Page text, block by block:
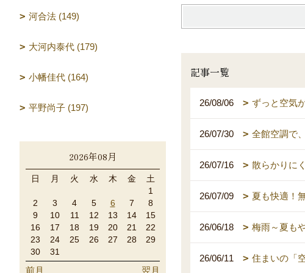
記事一覧
26/08/06 ずっと空気
26/07/30 全館空調で
26/07/16 散らかりに
26/07/09 夏も快適！
26/06/18 梅雨～夏も
26/06/11 住まいの「
河合法 (149)
大河内泰代 (179)
小幡佳代 (164)
平野尚子 (197)
2026年08月
日 月 火 水 木 金
土
1
2
3 4 5 6 7
8
9
10 11 12 13 14
15
16
17 18 19 20 21
22
23
24 25 26 27 28
29
30
31
前月 翌月